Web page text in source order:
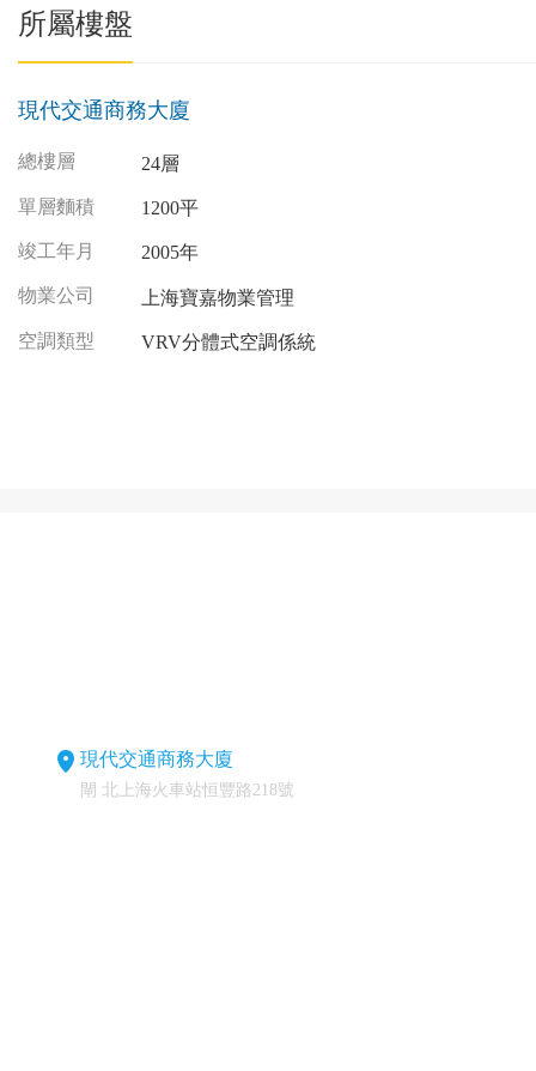
所屬樓盤
現代交通商務大廈
總樓層 24層
單層麵積 1200平
竣工年月 2005年
物業公司 上海寶嘉物業管理
空調類型 VRV分體式空調係統
現代交通商務大廈
閘 北上海火車站恒豐路218號